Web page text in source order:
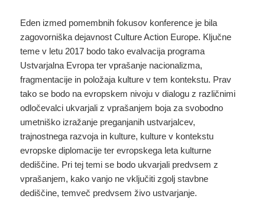
Eden izmed pomembnih fokusov konference je bila
zagovorniška dejavnost Culture Action Europe. Ključne
teme v letu 2017 bodo tako evalvacija programa
Ustvarjalna Evropa ter vprašanje nacionalizma,
fragmentacije in položaja kulture v tem kontekstu. Prav
tako se bodo na evropskem nivoju v dialogu z različnimi
odločevalci ukvarjali z vprašanjem boja za svobodno
umetniško izražanje preganjanih ustvarjalcev,
trajnostnega razvoja in kulture, kulture v kontekstu
evropske diplomacije ter evropskega leta kulturne
dediščine. Pri tej temi se bodo ukvarjali predvsem z
vprašanjem, kako vanjo ne vključiti zgolj stavbne
dediščine, temveč predvsem živo ustvarjanje.